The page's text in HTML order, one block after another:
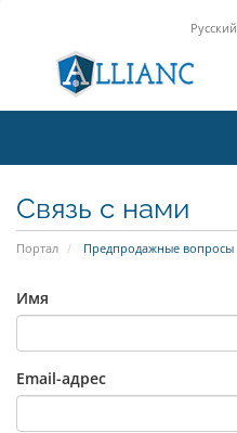
Русский
Связь с нами
Портал Предпродажные вопросы
Имя
Email-адрес